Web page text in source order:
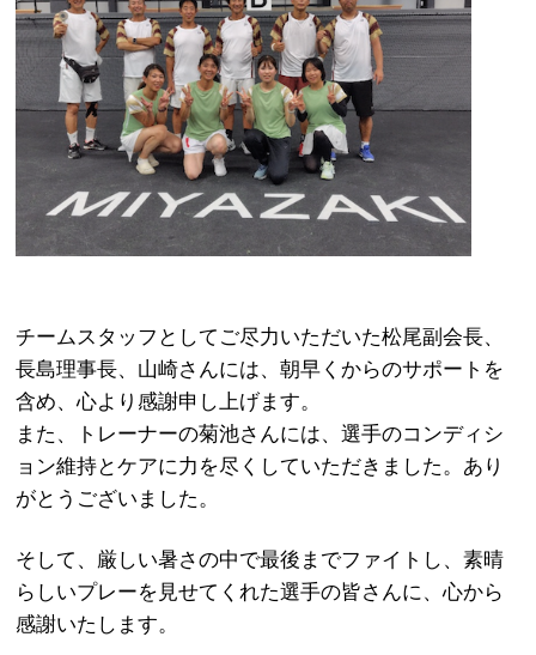
チームスタッフとしてご尽力いただいた松尾副会長、
長島理事長、山崎さんには、朝早くからのサポートを
含め、心より感謝申し上げます。
また、トレーナーの菊池さんには、選手のコンディシ
ョン維持とケアに力を尽くしていただきました。あり
がとうございました。
そして、厳しい暑さの中で最後までファイトし、素晴
らしいプレーを見せてくれた選手の皆さんに、心から
感謝いたします。